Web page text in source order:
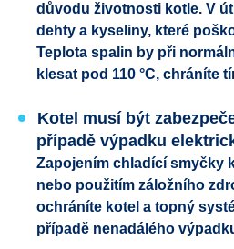
důvodu životnosti kotle. V
dehty a kyseliny, které
Teplota spalin by při
klesat pod 110 °C, chráníte
Kotel musí být
případě výpadku
Zapojením chladící smyčky
nebo použitím záložního
ochráníte kotel a topný
případě nenadálého